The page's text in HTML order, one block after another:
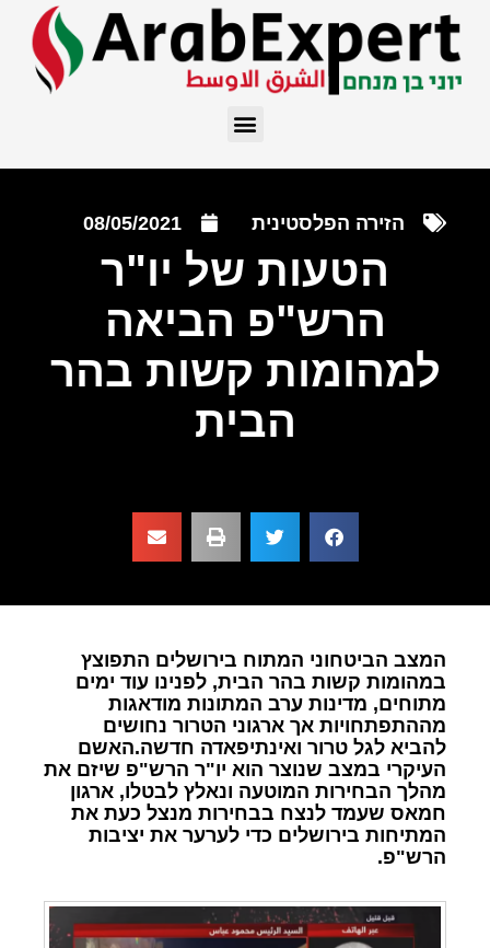
הזירה הפלסטינית 08/05/2021
הטעות של יו"ר
הרש"פ הביאה
למהומות קשות בהר
הבית
המצב הביטחוני המתוח בירושלים התפוצץ
במהומות קשות בהר הבית, לפנינו עוד ימים
מתוחים, מדינות ערב המתונות מודאגות
מההתפתחויות אך ארגוני הטרור נחושים
להביא לגל טרור ואינתיפאדה חדשה.האשם
העיקרי במצב שנוצר הוא יו"ר הרש"פ שיזם את
מהלך הבחירות המוטעה ונאלץ לבטלו, ארגון
חמאס שעמד לנצח בבחירות מנצל כעת את
המתיחות בירושלים כדי לערער את יציבות
הרש"פ.